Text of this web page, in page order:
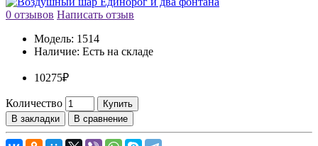
0 отзывов Написать отзыв
Модель: 1514
Наличие: Есть на складе
10275₽
Количество
Купить
В закладки
В сравнение